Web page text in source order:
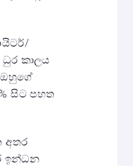
කාලය
සිට පහත
අතර
ඉන්ධන